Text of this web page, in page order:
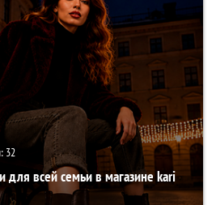
32
для всей семьи в магазине kari